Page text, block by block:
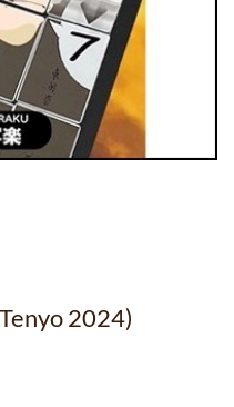
2024)